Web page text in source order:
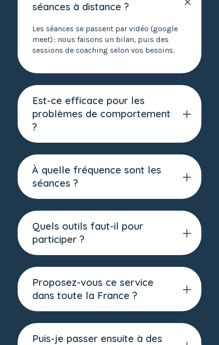
séances à distance ?
Les séances se passent par vidéo (google
meet) : nous faisons un bilan, puis des
sessions de coaching selon vos besoins.
Est-ce efficace pour les
problèmes de comportement
?
À quelle fréquence sont les
séances ?
Quels outils faut-il pour
participer ?
Proposez-vous ce service
dans toute la France ?
Puis-je passer ensuite à des